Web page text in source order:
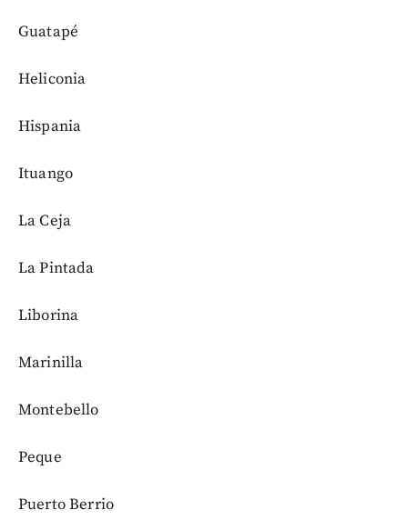
Guatapé
Heliconia
Hispania
Ituango
La Ceja
La Pintada
Liborina
Marinilla
Montebello
Peque
Puerto Berrio